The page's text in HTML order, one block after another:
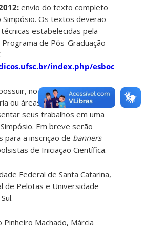
envio do texto completo
Simpósio. Os textos deverão
estabelecidas pela
de Pós-Graduação
index.php/esbocos/
no mínimo, o título de
ou áreas afins e podem se
seus trabalhos em uma
Em breve serão
para a inscrição de banners
de Iniciação Científica.
Federal de Santa Catarina,
de Pelotas e Universidade
Pinheiro Machado, Márcia